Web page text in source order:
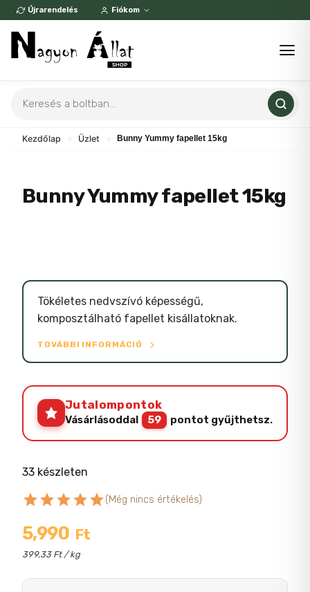
Skip
content
Újrarendelés Fiókom
search
Kezdőlap Üzlet Bunny Yummy fapellet 15kg
Bunny Yummy fapellet 15kg
starstarstarstarstar(Még nincs értékelés)
5,990 Ft
399,33 Ft / kg
Tökéletes nedvszívó képességű,
komposztálható fapellet kisállatoknak.
TOVÁBBI INFORMÁCIÓ
Jutalompontok
Vásárlásoddal 59 pontot gyűjthetsz.
33 készleten